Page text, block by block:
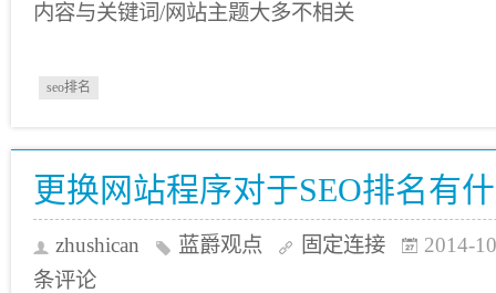
内容与关键词/网站主题大多不相关
seo排名
更换网站程序对于SEO排名有
zhushican 蓝爵观点 固定连接
2014-
条评论